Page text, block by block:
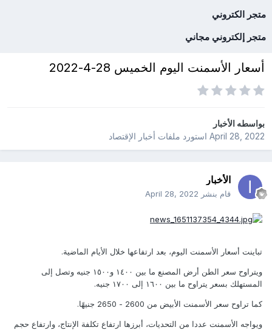
متجر الكتروني
متجر إلكتروني مجاني
أسعار الأسمنت اليوم الخميس 28-4-2022
بواسطهالأخبار
April 28, 2022استورد ملفات أخبار الإقتصاد
الأخبار
قام بنشر April 28, 2022
تباينت أسعار الأسمنت اليوم، بعد ارتفاعها خلال الأيام الماضية.
ويتراوح سعر الطن أرض المصنع ما بين ١٤٠٠ و١٥٠٠ جنيه وتصل إلى
المستهلك بسعر يتراوح ما بين ١٦٠٠ إلى ١٧٠٠ جنيه.
كما تراوح سعر الأسمنت الأبيض من 2600 - 2650 جنيهًا.
ويواجه الأسمنت عددا من التحديات، أبرزها ارتفاع تكلفة الإنتاج، وارتفاع حجم